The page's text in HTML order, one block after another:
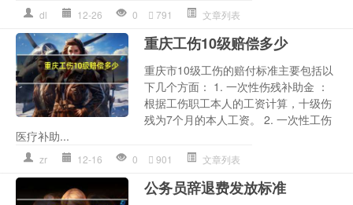
dl 12-26 0 791 文章列表
重庆工伤10级赔偿多少
重庆市10级工伤的赔付标准主要包括以
下几个方面： 1. 一次性伤残补助金 ：
根据工伤职工本人的工资计算，十级伤
残为7个月的本人工资。 2. 一次性工伤
医疗补助...
zr 12-16 0 901 文章列表
公务员辞退费发放标准